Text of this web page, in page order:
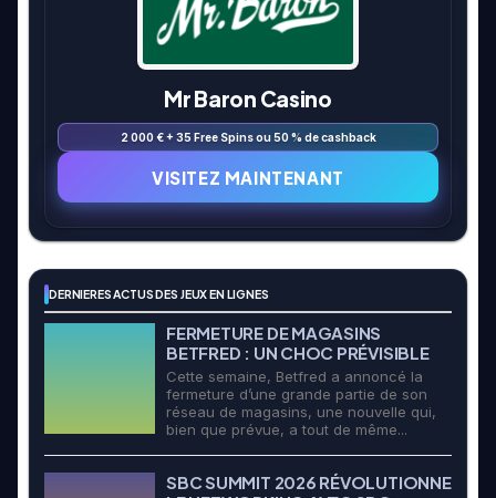
Mr Baron Casino
2 000 € + 35 Free Spins ou 50 % de cashback
VISITEZ MAINTENANT
DERNIERES ACTUS DES JEUX EN LIGNES
FERMETURE DE MAGASINS
BETFRED : UN CHOC PRÉVISIBLE
Cette semaine, Betfred a annoncé la
fermeture d’une grande partie de son
réseau de magasins, une nouvelle qui,
bien que prévue, a tout de même...
SBC SUMMIT 2026 RÉVOLUTIONNE